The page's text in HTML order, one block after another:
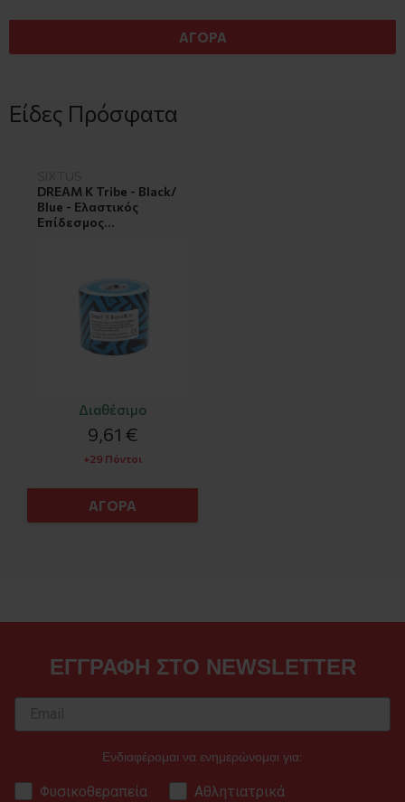
ΑΓΟΡΑ
Είδες Πρόσφατα
DREAM K Tribe - Black/
Blue - Ελαστικός
Επίδεσμος
Διαθέσιμο
9,61 €
+29 Πόντοι
ΑΓΟΡΑ
ΕΓΓΡΑΦΗ ΣΤΟ NEWSLETTER
Ενδιαφέρομαι να ενημερώνομαι για:
Φυσικοθεραπεία
Αθλητιατρικά